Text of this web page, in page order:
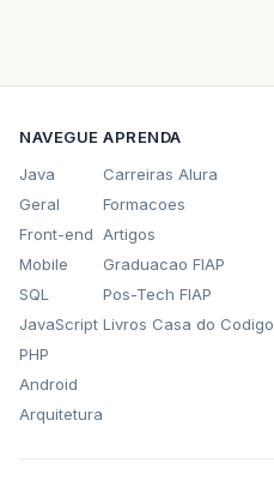
NAVEGUE
Java
Geral
Front-end
Mobile
SQL
JavaScript
PHP
Android
Arquitetura
APRENDA
Carreiras Alura
Formacoes
Artigos
Graduacao FIAP
Pos-Tech FIAP
Livros Casa do Codigo